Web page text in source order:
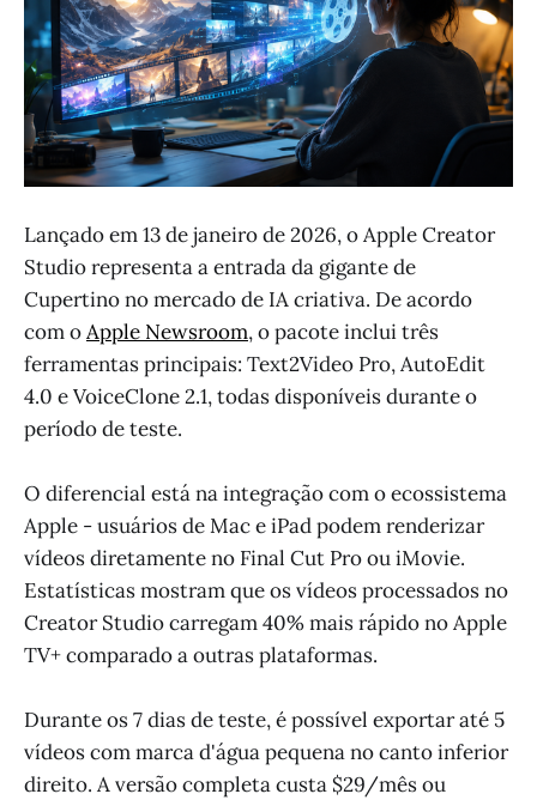
Lançado em 13 de janeiro de 2026, o Apple Creator
Studio representa a entrada da gigante de
Cupertino no mercado de IA criativa. De acordo
com oApple Newsroom, o pacote inclui três
ferramentas principais: Text2Video Pro, AutoEdit
4.0 e VoiceClone 2.1, todas disponíveis durante o
período de teste.
O diferencial está na integração com o ecossistema
Apple - usuários de Mac e iPad podem renderizar
vídeos diretamente no Final Cut Pro ou iMovie.
Estatísticas mostram que os vídeos processados no
Creator Studio carregam 40% mais rápido no Apple
TV+ comparado a outras plataformas.
Durante os 7 dias de teste, é possível exportar até 5
vídeos com marca d'água pequena no canto inferior
direito. A versão completa custa $29/mês ou